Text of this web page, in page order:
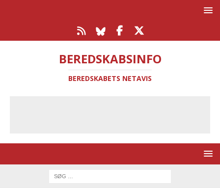
BEREDSKABSINFO
BEREDSKABETS NETAVIS